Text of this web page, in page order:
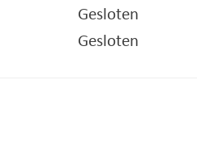
Gesloten
Gesloten